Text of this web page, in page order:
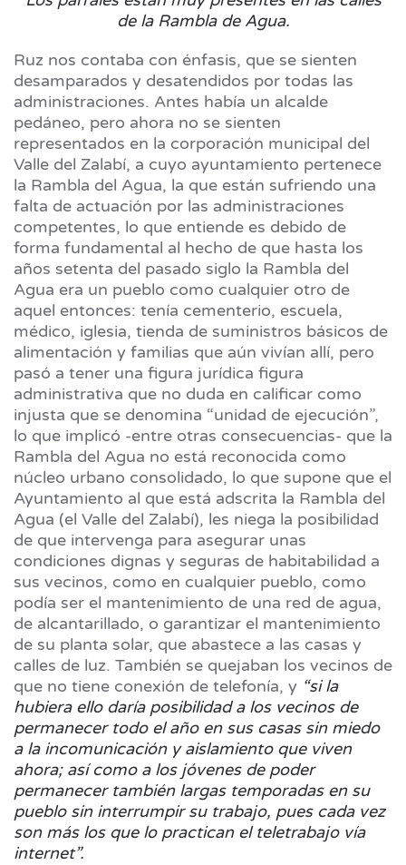
de la Rambla de Agua.
Ruz nos contaba con énfasis, que se sienten
desamparados y desatendidos por todas las
administraciones. Antes había un alcalde
pedáneo, pero ahora no se sienten
representados en la corporación municipal del
Valle del Zalabí, a cuyo ayuntamiento pertenece
la Rambla del Agua, la que están sufriendo una
falta de actuación por las administraciones
competentes, lo que entiende es debido de
forma fundamental al hecho de que hasta los
años setenta del pasado siglo la Rambla del
Agua era un pueblo como cualquier otro de
aquel entonces: tenía cementerio, escuela,
médico, iglesia, tienda de suministros básicos de
alimentación y familias que aún vivían allí, pero
pasó a tener una figura jurídica figura
administrativa que no duda en calificar como
injusta que se denomina “unidad de ejecución”,
lo que implicó -entre otras consecuencias- que la
Rambla del Agua no está reconocida como
núcleo urbano consolidado, lo que supone que el
Ayuntamiento al que está adscrita la Rambla del
Agua (el Valle del Zalabí), les niega la posibilidad
de que intervenga para asegurar unas
condiciones dignas y seguras de habitabilidad a
sus vecinos, como en cualquier pueblo, como
podía ser el mantenimiento de una red de agua,
de alcantarillado, o garantizar el mantenimiento
de su planta solar, que abastece a las casas y
calles de luz. También se quejaban los vecinos de
que no tiene conexión de telefonía, y “si la
hubiera ello daría posibilidad a los vecinos de
permanecer todo el año en sus casas sin miedo
a la incomunicación y aislamiento que viven
ahora; así como a los jóvenes de poder
permanecer también largas temporadas en su
pueblo sin interrumpir su trabajo, pues cada vez
son más los que lo practican el teletrabajo vía
internet”.